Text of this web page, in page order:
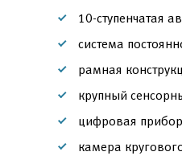
10-ступенчатая
система
рамная
крупный
цифровая
камера